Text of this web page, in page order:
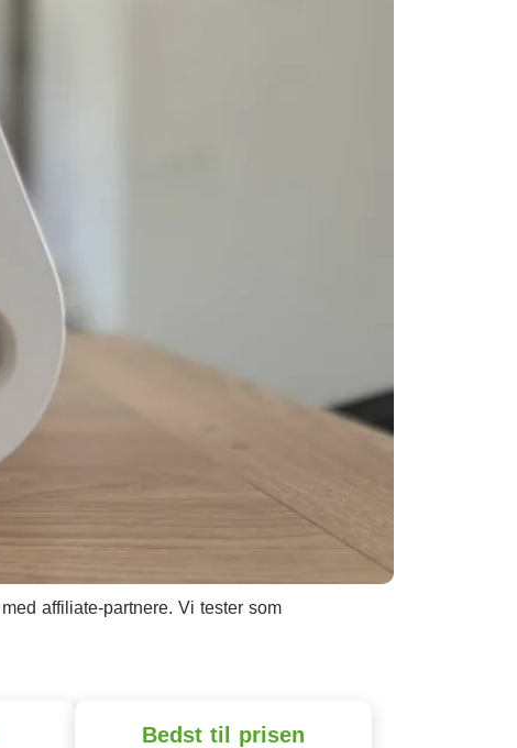
affiliate-partnere. Vi tester som
Bedst til prisen